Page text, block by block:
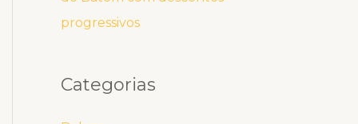
progressivos
Categorias